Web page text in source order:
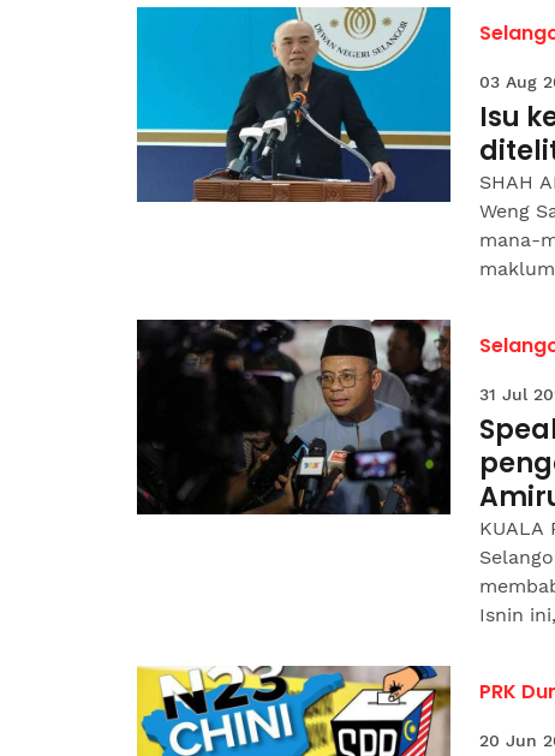
03 Aug
Isu
SHAH
Weng
mana-
31 Jul
KUALA
Isnin
PRK
20 Jun